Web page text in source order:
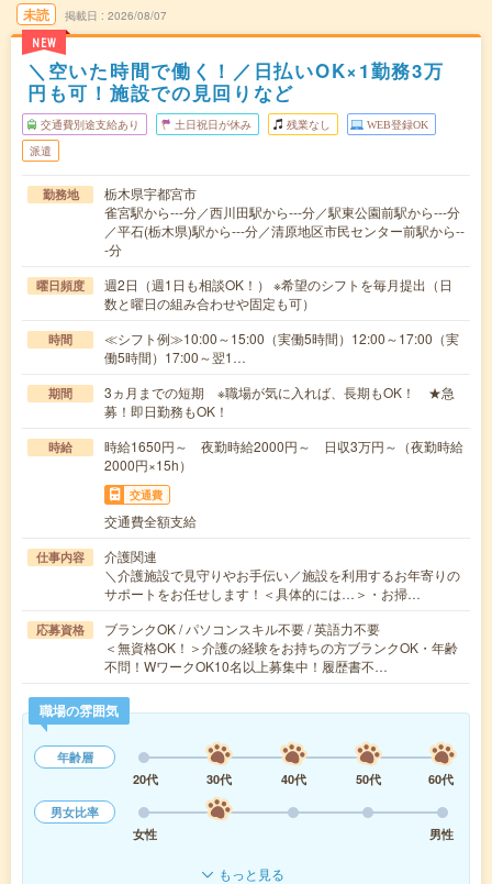
未読
NEW
掲載日 2026/08/07
＼空いた時間で働く！／日払いOK×1勤務3万
円も可！施設での見回りなど
交通費別途支給あり 土日祝日が休み 残業なし WEB登録OK
派遣
勤務地
栃木県宇都宮市
雀宮駅から---分／西川田駅から---分／駅東公園前駅から---分
／平石(栃木県)駅から---分／清原地区市民センター前駅から--
-分
曜日頻度
週2日（週1日も相談OK！） ※希望のシフトを毎月提出（日
数と曜日の組み合わせや固定も可）
時間
≪シフト例≫10:00～15:00（実働5時間）12:00～17:00（実
働5時間）17:00～翌1…
期間
3ヵ月までの短期 ※職場が気に入れば、長期もOK！ ★急
募！即日勤務もOK！
時給
時給1650円～ 夜勤時給2000円～ 日収3万円～（夜勤時給
2000円×15h）
交通費
交通費全額支給
仕事内容
介護関連
＼介護施設で見守りやお手伝い／施設を利用するお年寄りの
サポートをお任せします！＜具体的には…＞・お掃…
応募資格
ブランクOK / パソコンスキル不要 / 英語力不要
＜無資格OK！＞介護の経験をお持ちの方ブランクOK・年齢
不問！WワークOK10名以上募集中！履歴書不…
職場の雰囲気
年齢層
20代
30代 40代 50代
60代
男女比率
女性
男性
もっと見る